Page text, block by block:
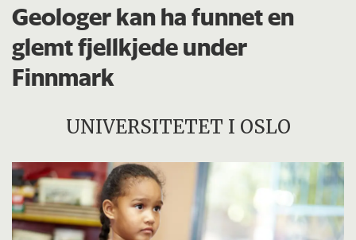
Geologer kan ha funnet en
glemt fjellkjede under
Finnmark
UNIVERSITETET I OSLO